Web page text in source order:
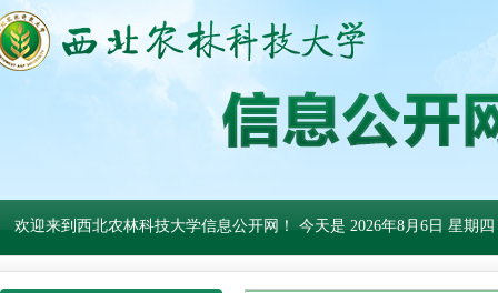
欢迎来到西北农林科技大学信息公开网！ 今天是 2026年8月6日 星期四